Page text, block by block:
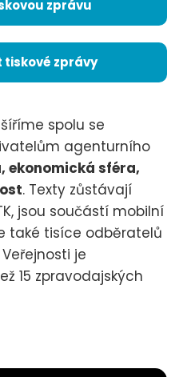
zprávu
zprávy
spolu se
agenturního
ekonomická sféra,
. Texty zůstávají
jsou součástí mobilní
také tisíce odběratelů
Veřejnosti je
15 zpravodajských